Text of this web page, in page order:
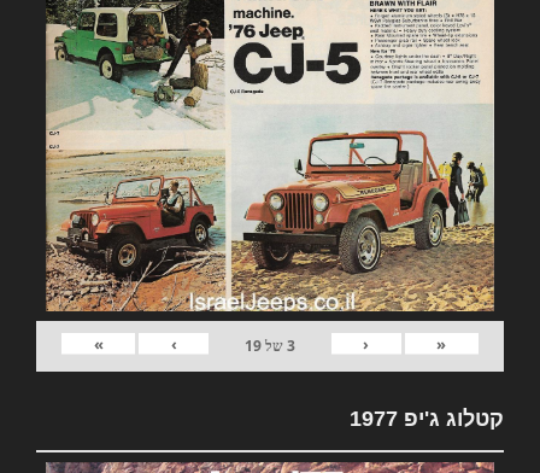
«
‹
3של19
›
»
קטלוג ג'יפ 1977